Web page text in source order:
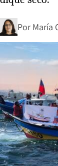
Por María